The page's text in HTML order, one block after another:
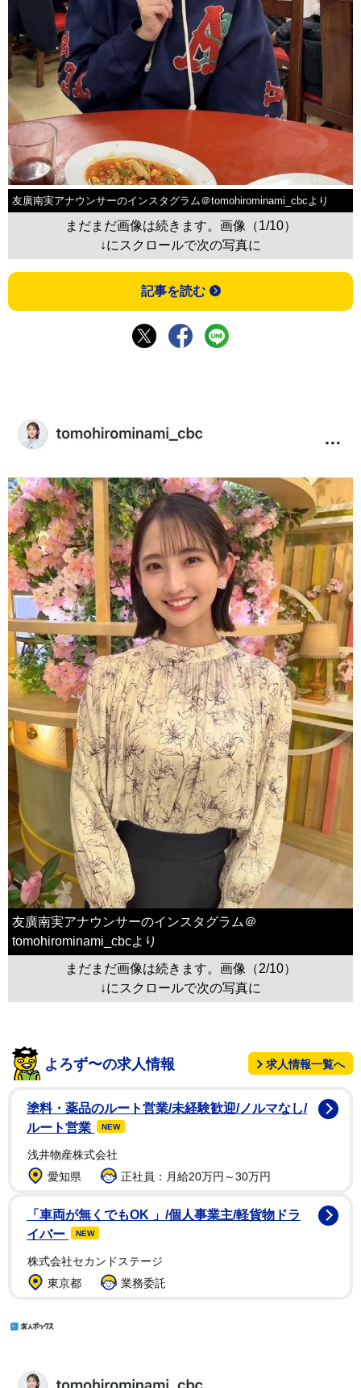
友廣南実アナウンサーのインスタグラム＠tomohirominami_cbcより
まだまだ画像は続きます。画像（1/10）
↓にスクロールで次の写真に
記事を読む
友廣南実アナウンサーのインスタグラム＠
tomohirominami_cbcより
まだまだ画像は続きます。画像（2/10）
↓にスクロールで次の写真に
よろず〜の求人情報 求人情報一覧へ
塗料・薬品のルート営業/未経験歓迎/ノルマなし/
ルート営業
NEW
浅井物産株式会社
愛知県
正社員：月給20万円～30万円
「車両が無くでもOK 」/個人事業主/軽貨物ドラ
イバー
NEW
株式会社セカンドステージ
東京都
業務委託